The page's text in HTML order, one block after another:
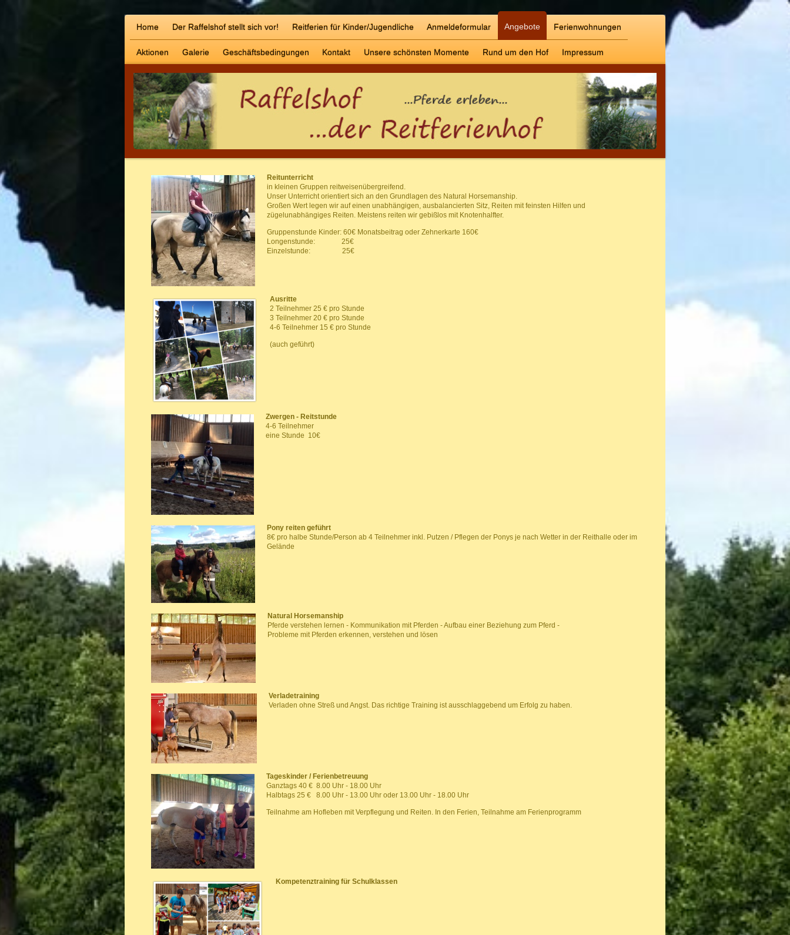
Home Der Raffelshof stellt sich vor! Reitferien für Kinder/Jugendliche Anmeldeformular Angebote Ferienwohnungen
Aktionen Galerie Geschäftsbedingungen Kontakt Unsere schönsten Momente Rund um den Hof Impressum
Reitunterricht
in kleinen Gruppen reitweisenübergreifend.
Unser Unterricht orientiert sich an den Grundlagen des Natural Horsemanship.
Großen Wert legen wir auf einen unabhängigen, ausbalancierten Sitz, Reiten mit feinsten Hilfen und
zügelunabhängiges Reiten. Meistens reiten wir gebißlos mit Knotenhalfter.
Gruppenstunde Kinder: 60€ Monatsbeitrag oder Zehnerkarte 160€
Longenstunde: 25€
Einzelstunde: 25€
Ausritte
2 Teilnehmer 25 € pro Stunde
3 Teilnehmer 20 € pro Stunde
4-6 Teilnehmer 15 € pro Stunde
(auch geführt)
Zwergen - Reitstunde
4-6 Teilnehmer
eine Stunde 10€
Pony reiten geführt
8€ pro halbe Stunde/Person ab 4 Teilnehmer inkl. Putzen / Pflegen der Ponys je nach Wetter in der Reithalle oder im
Gelände
Natural Horsemanship
Pferde verstehen lernen - Kommunikation mit Pferden - Aufbau einer Beziehung zum Pferd -
Probleme mit Pferden erkennen, verstehen und lösen
Verladetraining
Verladen ohne Streß und Angst. Das richtige Training ist ausschlaggebend um Erfolg zu haben.
Tageskinder / Ferienbetreuung
Ganztags 40 € 8.00 Uhr - 18.00 Uhr
Halbtags 25 € 8.00 Uhr - 13.00 Uhr oder 13.00 Uhr - 18.00 Uhr
Teilnahme am Hofleben mit Verpflegung und Reiten. In den Ferien, Teilnahme am Ferienprogramm
Kompetenztraining für Schulklassen